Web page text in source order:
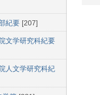
紀要 [207]
文学研究科紀要
人文学研究科紀